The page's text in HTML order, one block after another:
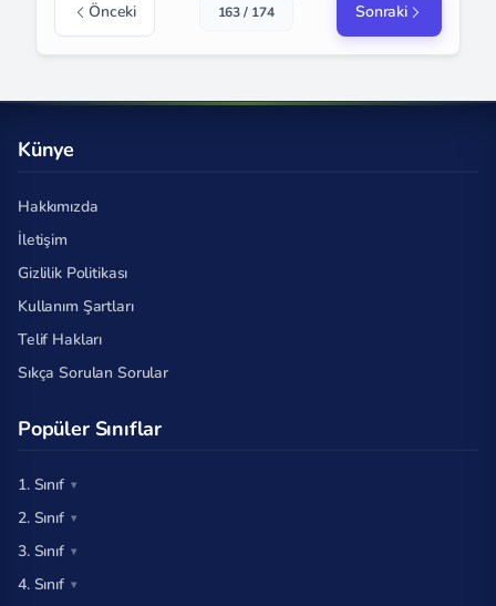
Önceki 163 / 174 Sonraki
Künye
Hakkımızda
İletişim
Gizlilik Politikası
Kullanım Şartları
Telif Hakları
Sıkça Sorulan Sorular
Popüler Sınıflar
1. Sınıf
2. Sınıf
3. Sınıf
4. Sınıf